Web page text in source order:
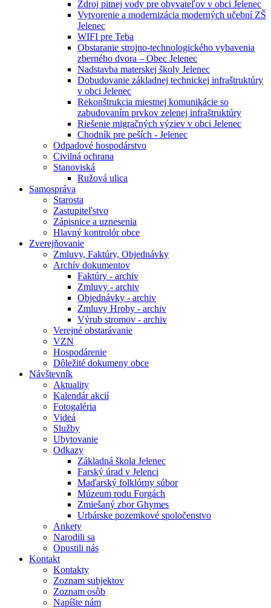
Zdroj pitnej vody pre obyvateľov v obci Jelenec
Vytvorenie a modernizácia moderných učební ZŠ
Jelenec
WIFI pre Teba
Obstaranie strojno-technologického vybavenia
zberného dvora – Obec Jelenec
Nadstavba materskej školy Jelenec
Dobudovanie základnej technickej infraštruktúry
v obci Jelenec
Rekonštrukcia miestnej komunikácie so
zabudovaním prvkov zelenej infraštruktúry
Riešenie migračných výziev v obci Jelenec
Chodník pre peších - Jelenec
Odpadové hospodárstvo
Civilná ochrana
Stanoviská
Ružová ulica
Samospráva
Starosta
Zastupiteľstvo
Zápisnice a uznesenia
Hlavný kontrolór obce
Zverejňovanie
Zmluvy, Faktúry, Objednávky
Archív dokumentov
Faktúry - archiv
Zmluvy - archiv
Objednávky - archiv
Zmluvy Hroby - archiv
Výrub stromov - archiv
Verejné obstarávanie
VZN
Hospodárenie
Dôležité dokumeny obce
Návštevník
Aktuality
Kalendár akcií
Fotogaléria
Videá
Služby
Ubytovanie
Odkazy
Základná škola Jelenec
Farský úrad v Jelenci
Maďarský folklórny súbor
Múzeum rodu Forgách
Zmiešaný zbor Ghymes
Urbárske pozemkové spoločenstvo
Ankety
Narodili sa
Opustili nás
Kontakt
Kontakty
Zoznam subjektov
Zoznam osôb
Napíšte nám